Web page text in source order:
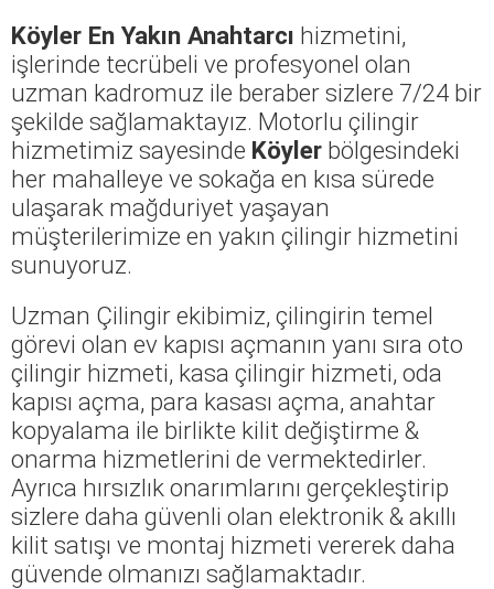
Köyler En Yakın Anahtarcı hizmetini,
işlerinde tecrübeli ve profesyonel olan
uzman kadromuz ile beraber sizlere 7/24 bir
şekilde sağlamaktayız. Motorlu çilingir
hizmetimiz sayesinde Köyler bölgesindeki
her mahalleye ve sokağa en kısa sürede
ulaşarak mağduriyet yaşayan
müşterilerimize en yakın çilingir hizmetini
sunuyoruz.
Uzman Çilingir ekibimiz, çilingirin temel
görevi olan ev kapısı açmanın yanı sıra oto
çilingir hizmeti, kasa çilingir hizmeti, oda
kapısı açma, para kasası açma, anahtar
kopyalama ile birlikte kilit değiştirme &
onarma hizmetlerini de vermektedirler.
Ayrıca hırsızlık onarımlarını gerçekleştirip
sizlere daha güvenli olan elektronik & akıllı
kilit satışı ve montaj hizmeti vererek daha
güvende olmanızı sağlamaktadır.